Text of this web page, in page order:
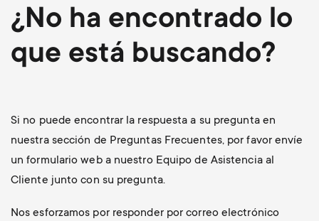
¿No ha encontrado lo
que está buscando?
Si no puede encontrar la respuesta a su pregunta en
nuestra sección de Preguntas Frecuentes, por favor envíe
un formulario web a nuestro Equipo de Asistencia al
Cliente junto con su pregunta.
Nos esforzamos por responder por correo electrónico